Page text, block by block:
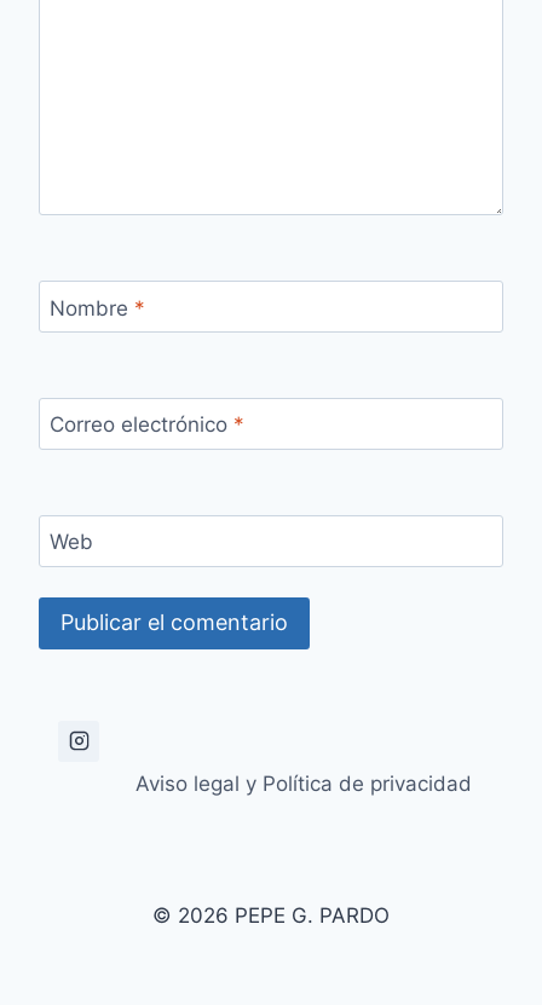
Nombre *
Correo electrónico *
Web
Aviso legal y Política de privacidad
© 2026 PEPE G. PARDO